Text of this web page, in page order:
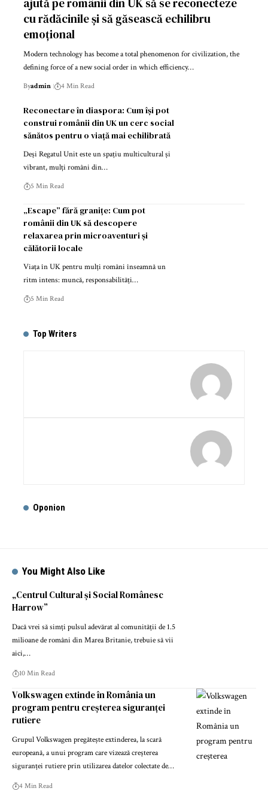
cu rădăcinile și să găsească echilibru
emoțional
Modern technology has become a total phenomenon for civilization, the
defining force of a new social order in which efficiency…
Byadmin 4 Min Read
Reconectare în diaspora: Cum își pot
construi românii din UK un cerc social
sănătos pentru o viață mai echilibrată
Deși Regatul Unit este un spațiu multicultural și
vibrant, mulți români din…
5 Min Read
„Escape” fără granițe: Cum pot
românii din UK să descopere
relaxarea prin microaventuri și
călătorii locale
Viața în UK pentru mulți români înseamnă un
ritm intens: muncă, responsabilități…
5 Min Read
Top Writers
Oponion
You Might Also Like
„Centrul Cultural și Social Românesc
Harrow”
Dacă vrei să simți pulsul adevărat al comunității de 1.5
milioane de români din Marea Britanie, trebuie să vii
aici,…
10 Min Read
Volkswagen extinde în România un
program pentru creșterea siguranței
rutiere
Grupul Volkswagen pregătește extinderea, la scară
europeană, a unui program care vizează creșterea
siguranței rutiere prin utilizarea datelor colectate de…
4 Min Read